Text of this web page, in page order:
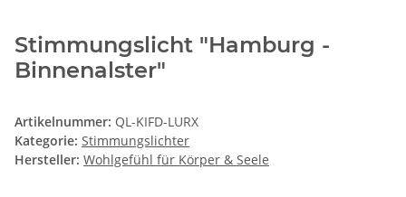
Stimmungslicht "Hamburg -
Binnenalster"
Artikelnummer: QL-KIFD-LURX
Kategorie: Stimmungslichter
Hersteller: Wohlgefühl für Körper & Seele